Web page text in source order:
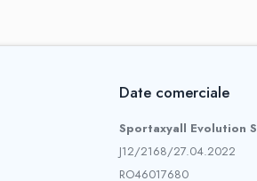
Date comerciale
Sportaxyall Evolution
J12/2168/27.04.2022
RO46017680